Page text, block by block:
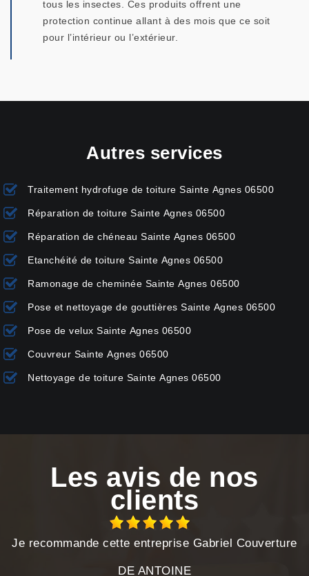
tous les insectes. Ces produits offrent une
protection continue allant à des mois que ce soit
pour l’intérieur ou l’extérieur.
Autres services
Traitement hydrofuge de toiture Sainte Agnes 06500
Réparation de toiture Sainte Agnes 06500
Réparation de chéneau Sainte Agnes 06500
Etanchéité de toiture Sainte Agnes 06500
Ramonage de cheminée Sainte Agnes 06500
Pose et nettoyage de gouttières Sainte Agnes 06500
Pose de velux Sainte Agnes 06500
Couvreur Sainte Agnes 06500
Nettoyage de toiture Sainte Agnes 06500
Les avis de nos
clients
Je recommande cette entreprise Gabriel Couverture
DE ANTOINE